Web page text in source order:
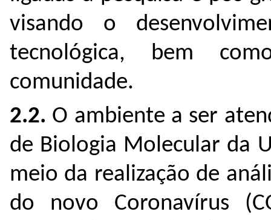
visando o
tecnológica, bem
comunidade.
2.2. O ambiente a ser
de Biologia Molecular da
meio da realização de
do novo Coronavírus